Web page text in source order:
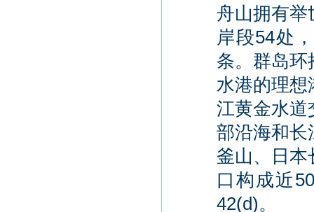
舟山拥有举
岸段54处
条。群岛环
水港的理想
江黄金水道
部沿海和长
釜山、日
口构成近
42(d)。